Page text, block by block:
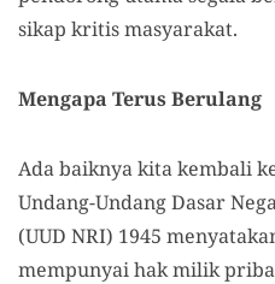
sikap kritis masyarakat.
Mengapa Terus Berulang
Ada baiknya kita kembali
Undang-Undang Dasar
(UUD NRI) 1945
mempunyai hak milik